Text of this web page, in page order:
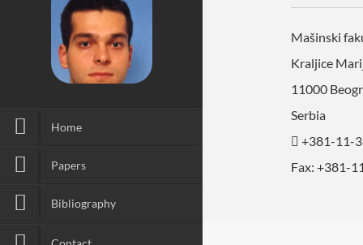
Home
Papers
Bibliography
Mašinski
Kraljice
11000
Serbia
+381-11-
Fax: +381-